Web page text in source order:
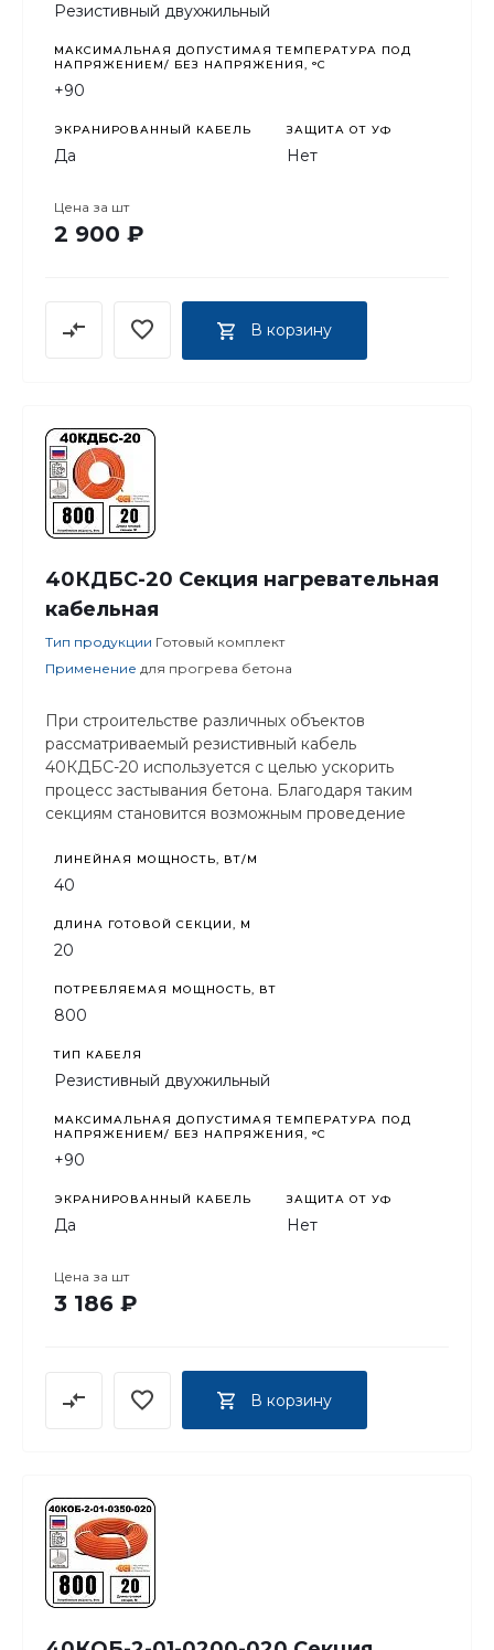
Резистивный двухжильный
МАКСИМАЛЬНАЯ ДОПУСТИМАЯ ТЕМПЕРАТУРА ПОД
НАПРЯЖЕНИЕМ/ БЕЗ НАПРЯЖЕНИЯ, °C
+90
ЭКРАНИРОВАННЫЙ КАБЕЛЬ
Да
ЗАЩИТА ОТ УФ
Нет
Цена за шт
2 900 ₽
В корзину
40КДБС-20 Секция нагревательная
кабельная
Тип продукции Готовый комплект
Применение для прогрева бетона
При строительстве различных объектов
рассматриваемый резистивный кабель
40КДБС-20 используется с целью ускорить
процесс застывания бетона. Благодаря таким
секциям становится возможным проведение
то есть круглогодично.
ЛИНЕЙНАЯ МОЩНОСТЬ, ВТ/М
40
ДЛИНА ГОТОВОЙ СЕКЦИИ, М
20
ПОТРЕБЛЯЕМАЯ МОЩНОСТЬ, ВТ
800
ТИП КАБЕЛЯ
Резистивный двухжильный
МАКСИМАЛЬНАЯ ДОПУСТИМАЯ ТЕМПЕРАТУРА ПОД
НАПРЯЖЕНИЕМ/ БЕЗ НАПРЯЖЕНИЯ, °C
+90
ЭКРАНИРОВАННЫЙ КАБЕЛЬ
Да
ЗАЩИТА ОТ УФ
Нет
Цена за шт
3 186 ₽
В корзину